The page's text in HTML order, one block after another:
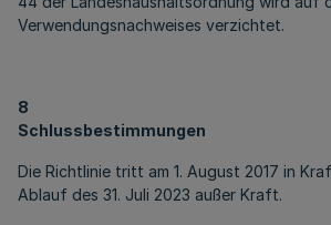
Verwendungsnachweises verzichtet.
8
Schlussbestimmungen
Die Richtlinie tritt am 1. August 2017 in
Ablauf des 31. Juli 2023 außer Kraft.